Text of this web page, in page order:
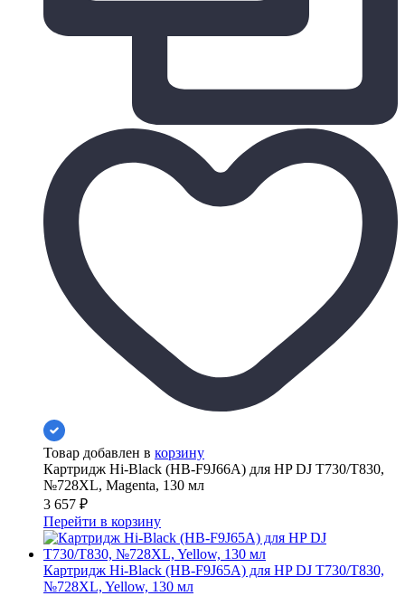
Товар добавлен в корзину
Картридж Hi-Black (HB-F9J66A) для HP DJ T730/T830,
№728XL, Magenta, 130 мл
3 657 ₽
Перейти в корзину
Картридж Hi-Black (HB-F9J65A) для HP DJ T730/T830,
№728XL, Yellow, 130 мл